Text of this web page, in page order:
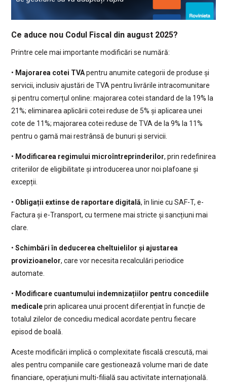
Ce aduce nou Codul Fiscal din august 2025?
Printre cele mai importante modificări se numără:
• Majorarea cotei TVApentru anumite categorii de produse și
servicii, inclusiv ajustări de TVA pentru livrările intracomunitare
și pentru comerțul online: majorarea cotei standard de la 19% la
21%; eliminarea aplicării cotei reduse de 5% și aplicarea unei
cote de 11%; majorarea cotei reduse de TVA de la 9% la 11%
pentru o gamă mai restrânsă de bunuri și servicii.
• Modificarea regimului microîntreprinderilor, prin redefinirea
criteriilor de eligibilitate și introducerea unor noi plafoane și
excepții.
• Obligații extinse de raportare digitală, în linie cu SAF-T, e-
Factura și e-Transport, cu termene mai stricte și sancțiuni mai
clare.
• Schimbări în deducerea cheltuielilor și ajustarea
provizioanelor, care vor necesita recalculări periodice
automate.
• Modificare cuantumului indemnizațiilor pentru concediile
medicaleprin aplicarea unui procent diferențiat în funcție de
totalul zilelor de concediu medical acordate pentru fiecare
episod de boală.
Aceste modificări implică o complexitate fiscală crescută, mai
ales pentru companiile care gestionează volume mari de date
financiare, operațiuni multi-filială sau activitate internațională.